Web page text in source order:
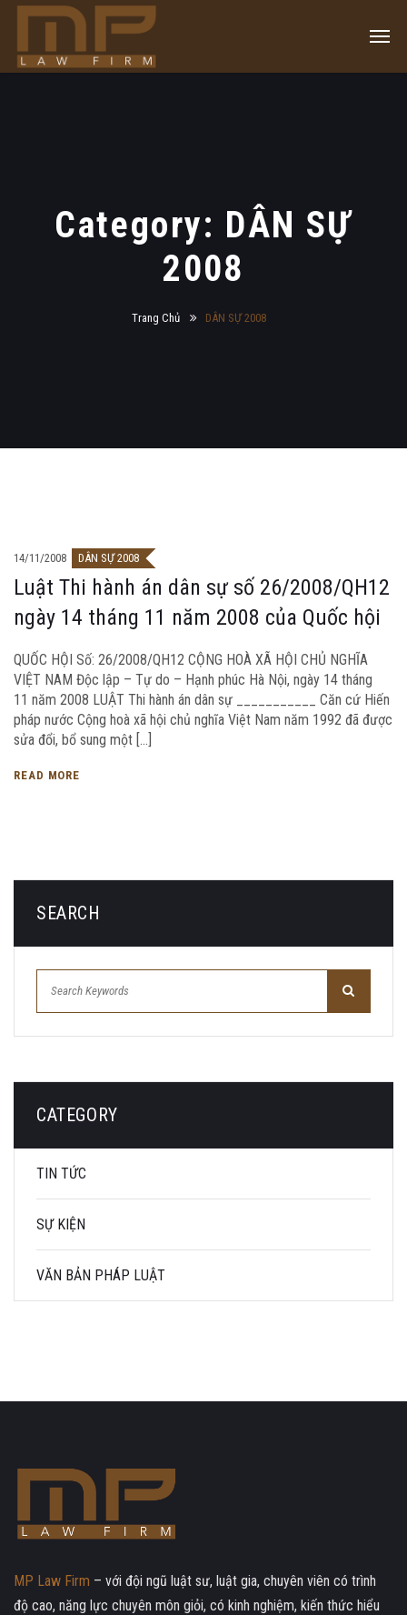
Category: DÂN SỰ
2008
Trang Chủ DÂN SỰ 2008
14/11/2008 DÂN SỰ 2008
Luật Thi hành án dân sự số 26/2008/QH12
ngày 14 tháng 11 năm 2008 của Quốc hội
QUỐC HỘI Số: 26/2008/QH12 CỘNG HOÀ XÃ HỘI CHỦ NGHĨA
VIỆT NAM Độc lập – Tự do – Hạnh phúc Hà Nội, ngày 14 tháng
11 năm 2008 LUẬT Thi hành án dân sự ___________ Căn cứ Hiến
pháp nước Cộng hoà xã hội chủ nghĩa Việt Nam năm 1992 đã được
sửa đổi, bổ sung một […]
READ MORE
SEARCH
CATEGORY
TIN TỨC
SỰ KIỆN
VĂN BẢN PHÁP LUẬT
MP Law Firm – với đội ngũ luật sư, luật gia, chuyên viên có trình
độ cao, năng lực chuyên môn giỏi, có kinh nghiệm, kiến thức hiểu